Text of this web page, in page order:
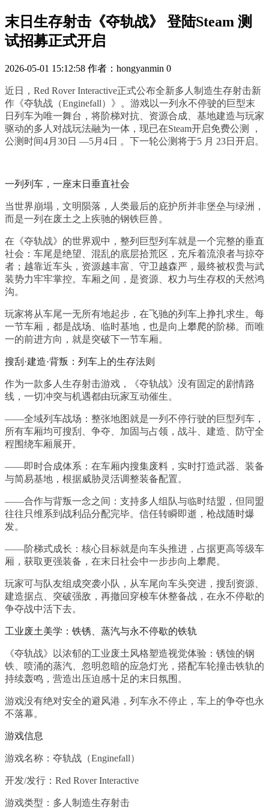
末日生存射击《夺轨战》 登陆Steam 测
试招募正式开启
2026-05-01 15:12:58 作者：hongyanmin 0
近日，Red Rover Interactive正式公布全新多人制造生存射击新
作《夺轨战（Enginefall）》。游戏以一列永不停驶的巨型末
日列车为唯一舞台，将阶梯对抗、资源合成、基地建造与玩家
驱动的多人对战玩法融为一体，现已在Steam开启免费公测 ，
公测时间4月30日 —5月4日 。下一轮公测将于5 月 23日开启。
一列列车，一座末日垂直社会
当世界崩塌，文明陨落，人类最后的庇护所并非堡垒与绿洲，
而是一列在废土之上疾驰的钢铁巨兽。
在《夺轨战》的世界观中，整列巨型列车就是一个完整的垂直
社会：车尾是绝望、混乱的底层拾荒区，充斥着流浪者与掠夺
者；越靠近车头，资源越丰富、守卫越森严，最终被权贵与武
装势力牢牢掌控。车厢之间，是资源、权力与生存权的天然鸿
沟。
玩家将从车尾一无所有地起步，在飞驰的列车上挣扎求生。每
一节车厢，都是战场、临时基地，也是向上攀爬的阶梯。而唯
一的前进方向，就是突破下一节车厢。
搜刮·建造·背叛：列车上的生存法则
作为一款多人生存射击游戏，《夺轨战》没有固定的剧情路
线，一切冲突与机遇都由玩家互动催生。
——全域列车战场：整张地图就是一列不停行驶的巨型列车，
所有车厢均可搜刮、争夺、加固与占领，战斗、建造、防守全
程围绕车厢展开。
——即时合成体系：在车厢内搜集废料，实时打造武器、装备
与简易基地，根据威胁灵活调整装备配置。
——合作与背叛一念之间：支持多人组队与临时结盟，但同盟
往往只维系到战利品分配完毕。信任转瞬即逝，枪战随时爆
发。
——阶梯式成长：核心目标就是向车头推进，占据更高等级车
厢，获取更强装备，在末日社会中一步步向上攀爬。
玩家可与队友组成突袭小队，从车尾向车头突进，搜刮资源、
建造据点、突破强敌，再撤回穿梭车休整备战，在永不停歇的
争夺战中活下去。
工业废土美学：铁锈、蒸汽与永不停歇的铁轨
《夺轨战》以浓郁的工业废土风格塑造视觉体验：锈蚀的钢
铁、喷涌的蒸汽、忽明忽暗的应急灯光，搭配车轮撞击铁轨的
持续轰鸣，营造出压迫感十足的末日氛围。
游戏没有绝对安全的避风港，列车永不停止，车上的争夺也永
不落幕。
游戏信息
游戏名称：夺轨战（Enginefall）
开发/发行：Red Rover Interactive
游戏类型：多人制造生存射击